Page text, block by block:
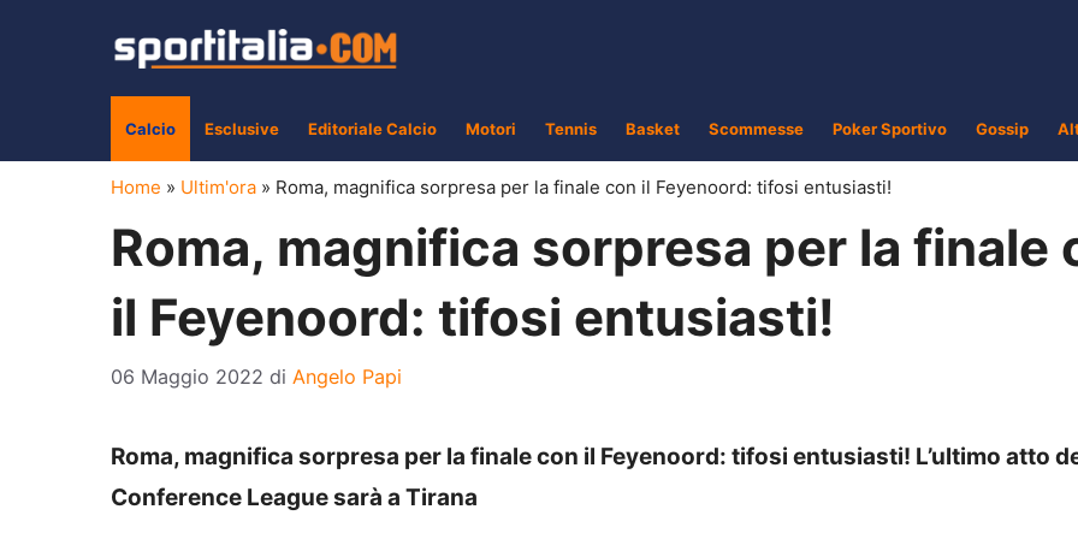
Calcio Esclusive Editoriale Calcio Motori Tennis Basket Scommesse Poker Sportivo Gossip
Home » Ultim'ora » Roma, magnifica sorpresa per la finale con il Feyenoord: tifosi entusiasti!
Roma, magnifica sorpresa per la finale
il Feyenoord: tifosi entusiasti!
06 Maggio 2022 di Angelo Papi
Roma, magnifica sorpresa per la finale con il Feyenoord: tifosi entusiasti! L’ultimo atto
Conference League sarà a Tirana